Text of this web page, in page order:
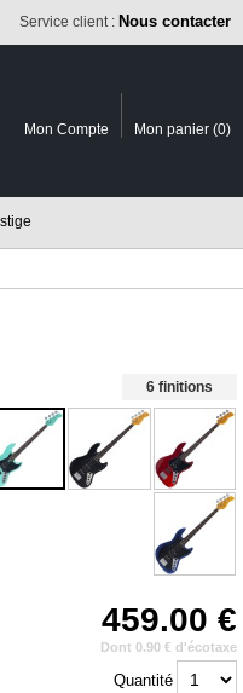
Service client : Nous contacter
Mon Compte Mon panier (0)
6 finitions
459.00
Dont 0.90 € d'écotaxe
Quantité